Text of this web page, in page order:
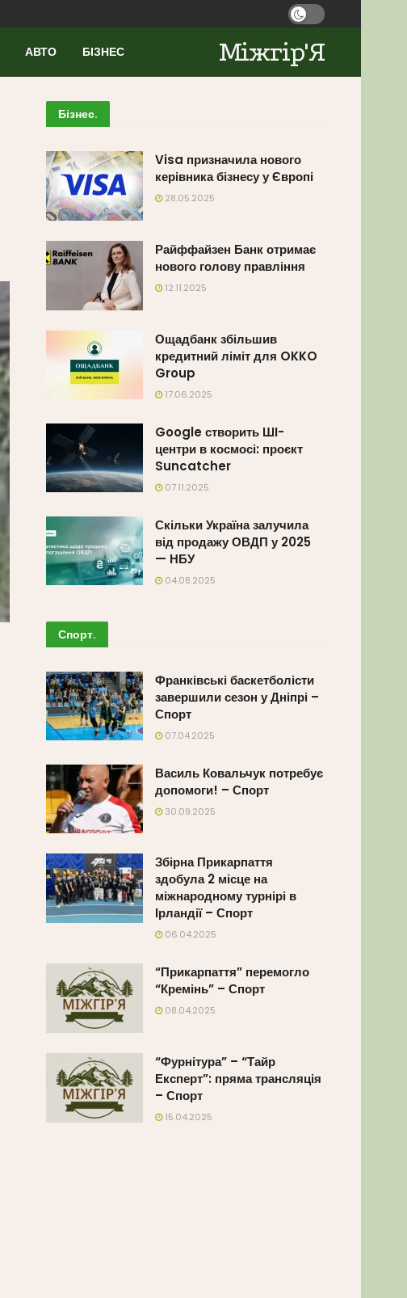
АВТО БІЗНЕС Міжгір'Я
Бізнес.
Visa призначила нового
керівника бізнесу у Європі
28.05.2025
Райффайзен Банк отримає
нового голову правління
12.11.2025
Ощадбанк збільшив
кредитний ліміт для OKKO
Group
17.06.2025
Google створить ШІ-
центри в космосі: проєкт
Suncatcher
07.11.2025
Скільки Україна залучила
від продажу ОВДП у 2025
— НБУ
04.08.2025
Спорт.
Франківські баскетболісти
завершили сезон у Дніпрі –
Спорт
07.04.2025
Василь Ковальчук потребує
допомоги! – Спорт
30.09.2025
Збірна Прикарпаття
здобула 2 місце на
міжнародному турнірі в
Ірландії – Спорт
06.04.2025
“Прикарпаття” перемогло
“Кремінь” – Спорт
08.04.2025
“Фурнітура” – “Тайр
Експерт”: пряма трансляція
– Спорт
15.04.2025